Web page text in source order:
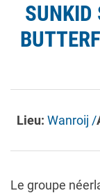
SUNKID
Lieu: Wanroij /
Le groupe